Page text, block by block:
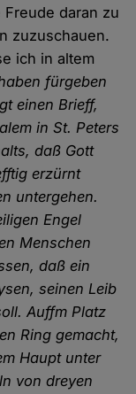
daran zu
zuzuschauen.
ich in altem
fürgeben
einen Brieff,
in St. Peters
daß Gott
erzürnt
untergehen.
Engel
Menschen
daß ein
seinen Leib
Auffm Platz
Ring gemacht,
Haupt unter
von dreyen